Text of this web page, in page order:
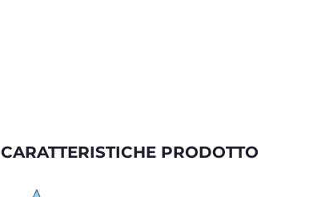
CARATTERISTICHE PRODOTTO